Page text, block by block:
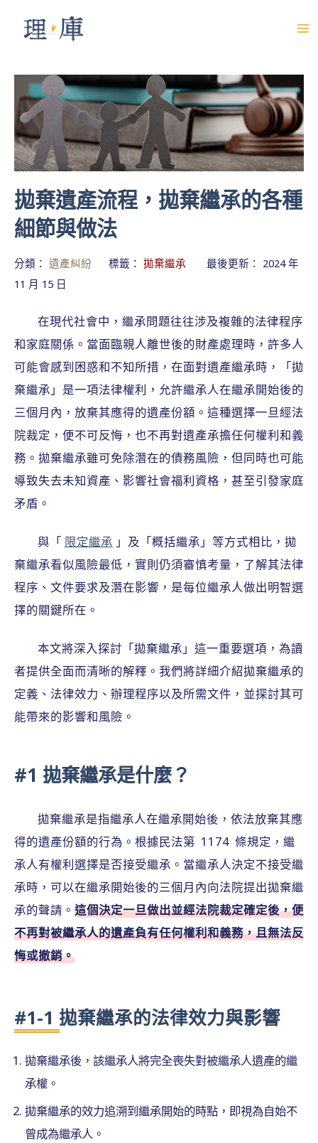
A
I
N
M
N
拋棄遺產流程，拋棄繼承的各種
細節與做法
分類： 遺產糾紛 標籤： 拋棄繼承
最後更新： 2024 年
11 月 15 日
在現代社會中，繼承問題往往涉及複雜的法律程序
和家庭關係。當面臨親人離世後的財產處理時，許多人
可能會感到困惑和不知所措，在面對遺產繼承時，「拋
棄繼承」是一項法律權利，允許繼承人在繼承開始後的
三個月內，放棄其應得的遺產份額。這種選擇一旦經法
院裁定，便不可反悔，也不再對遺產承擔任何權利和義
務。拋棄繼承雖可免除潛在的債務風險，但同時也可能
導致失去未知資產、影響社會福利資格，甚至引發家庭
矛盾。
與「 限定繼承 」及「概括繼承」等方式相比，拋
棄繼承看似風險最低，實則仍須審慎考量，了解其法律
程序、文件要求及潛在影響，是每位繼承人做出明智選
擇的關鍵所在。
本文將深入探討「拋棄繼承」這一重要選項，為讀
者提供全面而清晰的解釋。我們將詳細介紹拋棄繼承的
定義、法律效力、辦理程序以及所需文件，並探討其可
能帶來的影響和風險。
#1 拋棄繼承是什麼？
拋棄繼承是指繼承人在繼承開始後，依法放棄其應
得的遺產份額的行為。根據民法第 1174 條規定，繼
承人有權利選擇是否接受繼承。當繼承人決定不接受繼
承時，可以在繼承開始後的三個月內向法院提出拋棄繼
承的聲請。 這個決定一旦做出並經法院裁定確定後，便
不再對被繼承人的遺產負有任何權利和義務，且無法反
悔或撤銷。
#1-1 拋棄繼承的法律效力與影響
拋棄繼承後，該繼承人將完全喪失對被繼承人遺產的繼
承權。
拋棄繼承的效力追溯到繼承開始的時點，即視為自始不
曾成為繼承人。